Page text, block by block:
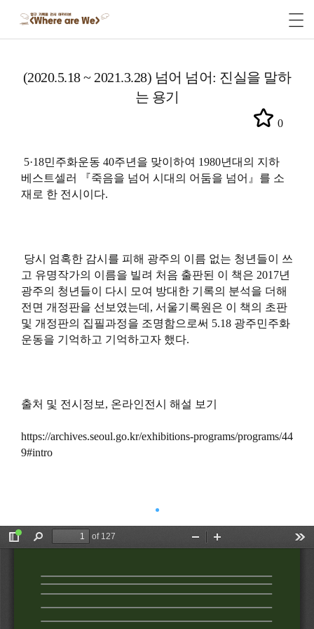
(2020.5.18 ~ 2021.3.28) 넘어 넘어: 진실을 말하
는 용기
0
5·18민주화운동 40주년을 맞이하여 1980년대의 지하
베스트셀러 『죽음을 넘어 시대의 어둠을 넘어』를 소
재로 한 전시이다.
당시 엄혹한 감시를 피해 광주의 이름 없는 청년들이 쓰
고 유명작가의 이름을 빌려 처음 출판된 이 책은 2017년
광주의 청년들이 다시 모여 방대한 기록의 분석을 더해
전면 개정판을 선보였는데, 서울기록원 은 이 책의 초판
및 개정판의 집필과정을 조명함으로써 5.18 광주민주화
운동을 기억하고 기억하고자 했다.
출처 및 전시정보, 온라인전시 해설 보기
https://archives.seoul.go.kr/exhibitions-programs/programs/44
9#intro